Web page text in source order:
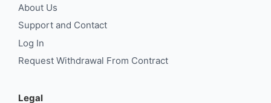
About Us
Support and Contact
Log In
Request Withdrawal From Contract
Legal